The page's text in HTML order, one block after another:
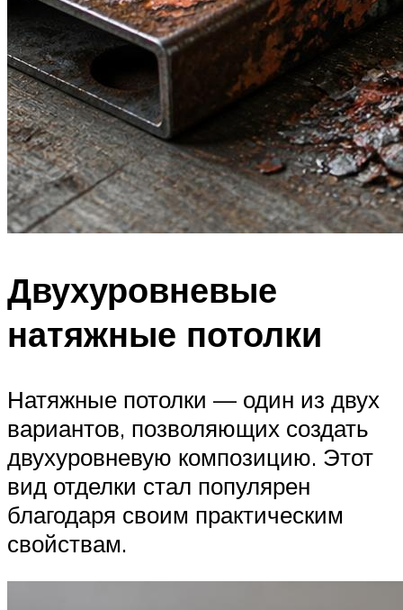
Двухуровневые
натяжные потолки
Натяжные потолки — один из двух
вариантов, позволяющих создать
двухуровневую композицию. Этот
вид отделки стал популярен
благодаря своим практическим
свойствам.